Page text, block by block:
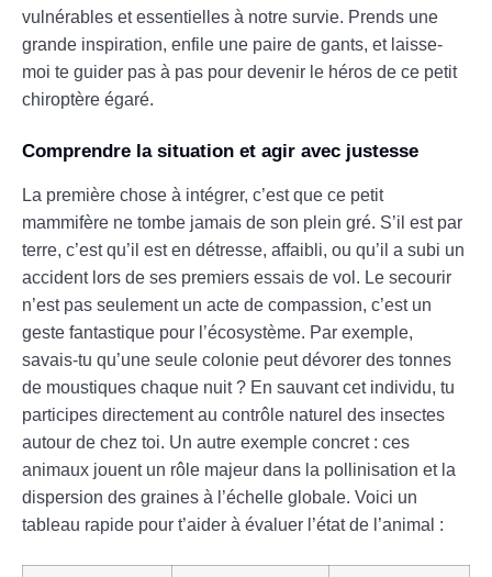
vulnérables et essentielles à notre survie. Prends une
grande inspiration, enfile une paire de gants, et laisse-
moi te guider pas à pas pour devenir le héros de ce petit
chiroptère égaré.
Comprendre la situation et agir avec justesse
La première chose à intégrer, c’est que ce petit
mammifère ne tombe jamais de son plein gré. S’il est par
terre, c’est qu’il est en détresse, affaibli, ou qu’il a subi un
accident lors de ses premiers essais de vol. Le secourir
n’est pas seulement un acte de compassion, c’est un
geste fantastique pour l’écosystème. Par exemple,
savais-tu qu’une seule colonie peut dévorer des tonnes
de moustiques chaque nuit ? En sauvant cet individu, tu
participes directement au contrôle naturel des insectes
autour de chez toi. Un autre exemple concret : ces
animaux jouent un rôle majeur dans la pollinisation et la
dispersion des graines à l’échelle globale. Voici un
tableau rapide pour t’aider à évaluer l’état de l’animal :